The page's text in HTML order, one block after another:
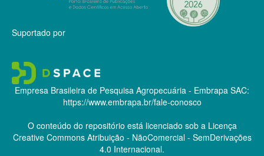
Suportado por
Empresa Brasileira de Pesquisa Agropecuária - Embrapa SAC:
https://www.embrapa.br/fale-conosco
O conteúdo do repositório está licenciado sob a Licença
Creative CommonsAtribuição - NãoComercial - SemDerivações
4.0 Internacional.